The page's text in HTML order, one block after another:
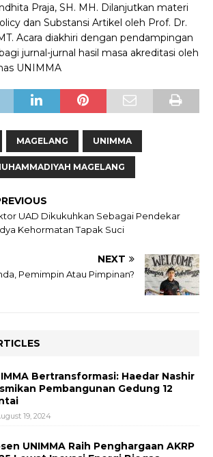
Praja, SH. MH. Dilanjutkan materi
dan Substansi Artikel oleh Prof. Dr.
Acara diakhiri dengan pendampingan
jurnal-jurnal hasil masa akreditasi oleh
UNIMMA
MAGELANG UNIMMA
MAGELANG
UAD Dikukuhkan Sebagai Pendekar
Kehormatan Tapak Suci
NEXT
Pemimpin Atau Pimpinan?
Bertransformasi: Haedar Nashir
Pembangunan Gedung 12
19, 2024
UNIMMA Raih Penghargaan AKRP